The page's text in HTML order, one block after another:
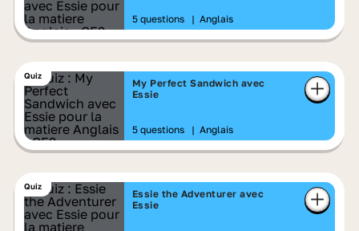
5 questions | Anglais
Quiz
My Perfect Sandwich avec
Essie
5 questions | Anglais
Quiz
Essie the Adventurer avec
Essie